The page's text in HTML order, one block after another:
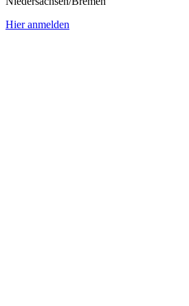
Hier anmelden